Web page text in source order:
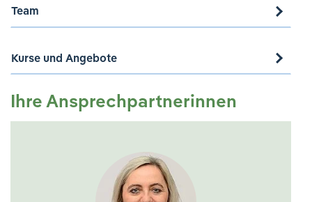
Team
Kurse und Angebote
Ihre Ansprechpartnerinnen